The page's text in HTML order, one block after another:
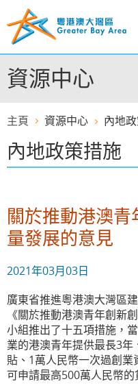
至
容
的
開
資源中心
主頁 資源中心 內地
內地政策措施
關於推動港澳
量發展的意見
2021年03月03日
廣東省推進粵港澳大灣區
《關於推動港澳青年創新
小組推出了十五項措施，
業的港澳青年提供最長3
貼、1萬人民幣一次過創
可申請最高500萬人民幣的